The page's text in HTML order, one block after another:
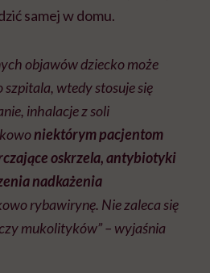
samej w domu.
objawów dziecko może
wtedy stosuje się
inhalacje z soli
niektórym pacjentom
oskrzela, antybiotyki
nadkażenia
rybawirynę. Nie zaleca się
mukolityków” – wyjaśnia